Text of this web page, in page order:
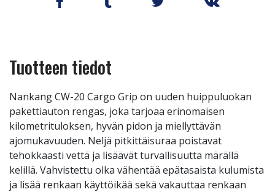
Tuotteen tiedot
Nankang CW-20 Cargo Grip on uuden huippuluokan
pakettiauton rengas, joka tarjoaa erinomaisen
kilometrituloksen, hyvän pidon ja miellyttävän
ajomukavuuden. Neljä pitkittäisuraa poistavat
tehokkaasti vettä ja lisäävät turvallisuutta märällä
kelillä. Vahvistettu olka vähentää epätasaista kulumista
ja lisää renkaan käyttöikää sekä vakauttaa renkaan